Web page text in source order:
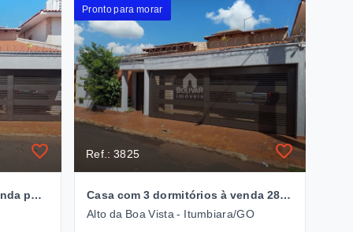
Casa com 3 dormitórios, - venda por R$ 90.000,00- Bairro Alto Da Boa Vista - Itumbiara/GO
Pronto para morar
Ref.: 3825
Casa com 3 dormitórios à venda 280m² por R$ 1.000.000,00 - Alto da Boa vista- Itumbiara/GO
Alto da Boa Vista - Itumbiara/GO